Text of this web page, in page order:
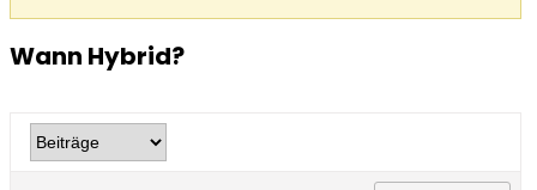
Wann Hybrid?